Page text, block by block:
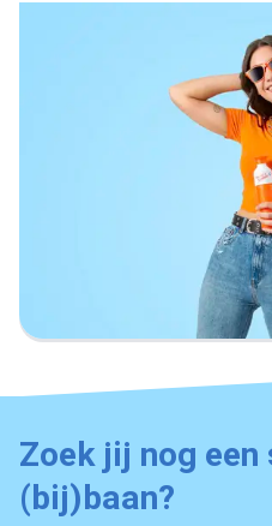
Zoek jij nog een
(bij)baan?